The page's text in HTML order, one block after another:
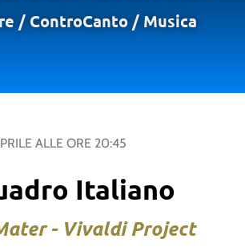
/ ControCanto/ Musica
ALLE ORE 20:45
Italiano
- Vivaldi Project